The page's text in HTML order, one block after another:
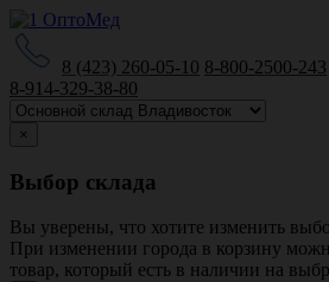
8 (423) 260-05-10 8-800-2500-243
8-914-329-38-80
×
Выбор склада
Вы уверены, что хотите изменить
При изменении города в корзину
товар, который есть в наличии на